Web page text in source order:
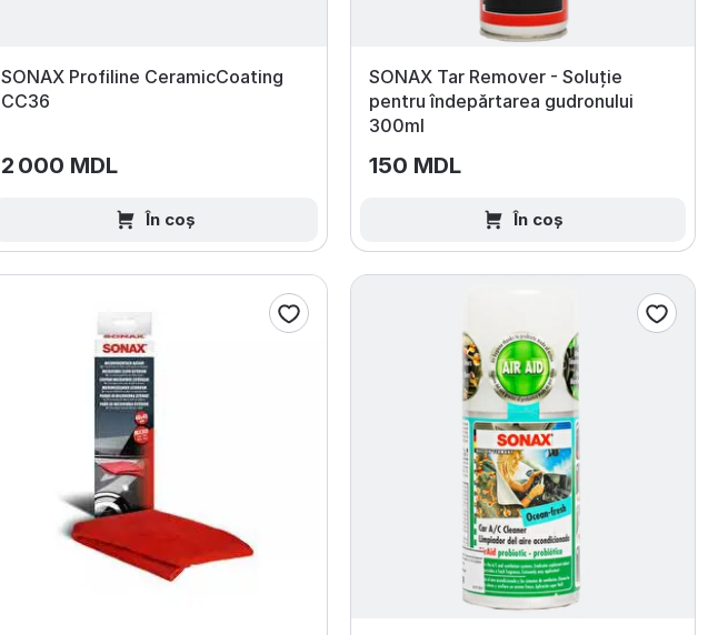
SONAX Profiline CeramicCoating
CC36
2 000 MDL
În coș
SONAX Tar Remover - Soluție
pentru îndepărtarea gudronului
300ml
150 MDL
În coș